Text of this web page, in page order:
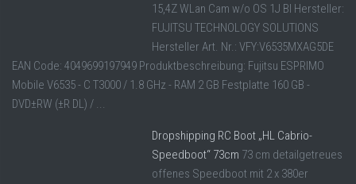
15,4Z WLan Cam w/o OS 1J BI Hersteller:
FUJITSU TECHNOLOGY SOLUTIONS
Hersteller Art. Nr.: VFY:V6535MXAG5DE
EAN Code: 4049699197949 Produktbeschreibung: Fujitsu ESPRIMO
Mobile V6535 - C T3000 / 1.8 GHz - RAM 2 GB Festplatte 160 GB -
DVD±RW (±R DL) / ...
Dropshipping RC Boot „HL Cabrio-
Speedboot“ 73cm 73 cm detailgetreues
offenes Speedboot mit 2 x 380er